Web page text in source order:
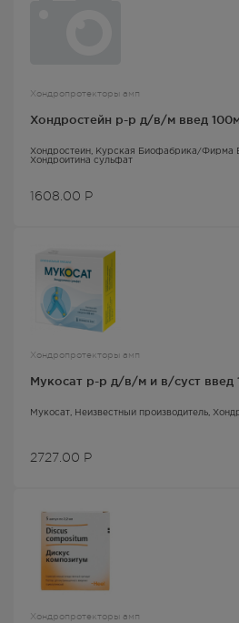
Хондропротекторы амп
Хондростейн р-р д/в/м введ
Хондростейн , Курская Биофабрика/
Хондроитина сульфат
1608.00 Р
Хондропротекторы амп
Мукосат р-р д/в/м и в/суст введ
Мукосат, Неизвестный производитель,
2727.00 Р
Хондропротекторы амп